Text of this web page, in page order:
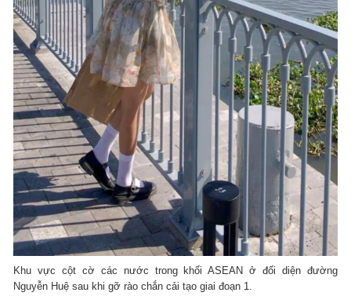
Khu vực cột cờ các nước trong khối ASEAN ở đối diện đường
Nguyễn Huệ sau khi gỡ rào chắn cải tạo giai đoạn 1.